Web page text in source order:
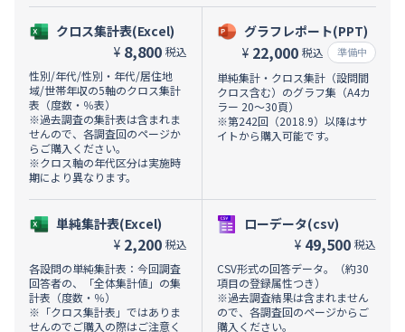
クロス集計表(Excel)
¥ 8,800 税込
性別/年代/性別・年代/居住地
域/世帯年収の5軸のクロス集計
表（度数・％表）
※過去調査の集計表は含まれま
せんので、各調査回のページか
らご購入ください。
※クロス軸の年代区分は実施時
期により異なります。
単純集計表(Excel)
¥ 2,200 税込
各設問の単純集計表：今回調査
回答者の、「全体集計値」の集
計表（度数・％）
※「クロス集計表」ではありま
せんのでご購入の際はご注意く
グラフレポート(PPT)
¥ 22,000 税込 準備中
単純集計・クロス集計（設問間
クロス含む）のグラフ集（A4カ
ラー 20～30頁）
※第242回（2018.9）以降はサ
イトから購入可能です。
ローデータ(csv)
¥ 49,500 税込
CSV形式の回答データ。（約30
項目の登録属性つき）
※過去調査結果は含まれません
ので、各調査回のページからご
購入ください。